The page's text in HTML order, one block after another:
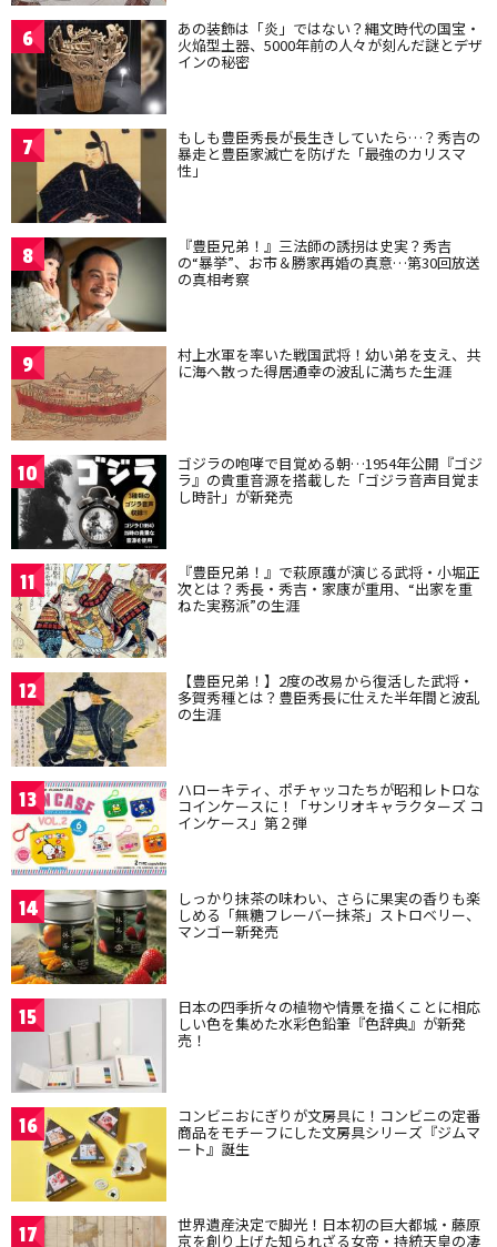
6 あの装飾は「炎」ではない？縄文時代の国宝・
火焔型土器、5000年前の人々が刻んだ謎とデザ
インの秘密
7 もしも豊臣秀長が長生きしていたら…？秀吉の
暴走と豊臣家滅亡を防げた「最強のカリスマ
性」
8 『豊臣兄弟！』三法師の誘拐は史実？秀吉
の“暴挙”、お市＆勝家再婚の真意…第30回放送
の真相考察
9 村上水軍を率いた戦国武将！幼い弟を支え、共
に海へ散った得居通幸の波乱に満ちた生涯
10 ゴジラの咆哮で目覚める朝…1954年公開『ゴジ
ラ』の貴重音源を搭載した「ゴジラ音声目覚ま
し時計」が新発売
11 『豊臣兄弟！』で萩原護が演じる武将・小堀正
次とは？秀長・秀吉・家康が重用、“出家を重
ねた実務派”の生涯
12 【豊臣兄弟！】2度の改易から復活した武将・
多賀秀種とは？豊臣秀長に仕えた半年間と波乱
の生涯
13 ハローキティ、ポチャッコたちが昭和レトロな
コインケースに！「サンリオキャラクターズ コ
インケース」第２弾
14 しっかり抹茶の味わい、さらに果実の香りも楽
しめる「無糖フレーバー抹茶」ストロベリー、
マンゴー新発売
15 日本の四季折々の植物や情景を描くことに相応
しい色を集めた水彩色鉛筆『色辞典』が新発
売！
16 コンビニおにぎりが文房具に！コンビニの定番
商品をモチーフにした文房具シリーズ『ジムマ
ート』誕生
17 世界遺産決定で脚光！日本初の巨大都城・藤原
京を創り上げた知られざる女帝・持統天皇の凄